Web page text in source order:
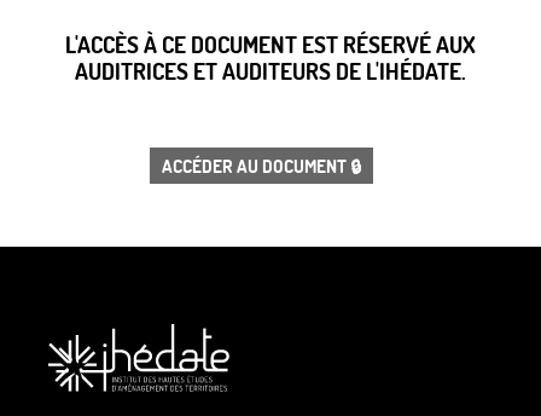
L'ACCÈS À CE DOCUMENT EST RÉSERVÉ AUX
AUDITRICES ET AUDITEURS DE L'IHÉDATE.
ACCÉDER AU DOCUMENT 🔒